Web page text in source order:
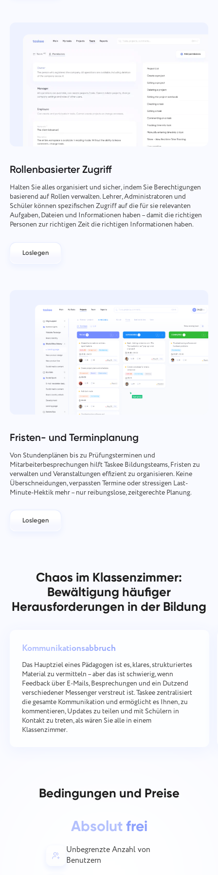
Rollenbasierter Zugriff
Halten Sie alles organisiert und sicher, indem Sie Berechtigungen
basierend auf Rollen verwalten. Lehrer, Administratoren und
Schüler können spezifischen Zugriff auf die für sie relevanten
Aufgaben, Dateien und Informationen haben – damit die richtigen
Personen zur richtigen Zeit die richtigen Informationen haben.
Loslegen
Fristen- und Terminplanung
Von Stundenplänen bis zu Prüfungsterminen und
Mitarbeiterbesprechungen hilft Taskee Bildungsteams, Fristen zu
verwalten und Veranstaltungen effizient zu organisieren. Keine
Überschneidungen, verpassten Termine oder stressigen Last-
Minute-Hektik mehr – nur reibungslose, zeitgerechte Planung.
Loslegen
Chaos im Klassenzimmer:
Bewältigung häufiger
Herausforderungen in der Bildung
Kommunikationsabbruch
Das Hauptziel eines Pädagogen ist es, klares, strukturiertes
Material zu vermitteln – aber das ist schwierig, wenn
Feedback über E-Mails, Besprechungen und ein Dutzend
verschiedener Messenger verstreut ist. Taskee zentralisiert
die gesamte Kommunikation und ermöglicht es Ihnen, zu
kommentieren, Updates zu teilen und mit Schülern in
Kontakt zu treten, als wären Sie alle in einem
Klassenzimmer.
Bedingungen und Preise
Absolut frei
Unbegrenzte Anzahl von
Benutzern
Mit uns in Verbindung treten
Einen Fehler melden
Benutzererfahrung zu verbessern und einen
besseren Service für alle zu gewährleisten.
successfully
Danke, dass Sie Teil von Taskee
Wir werden uns damit auf jeden Fall vertraut
Wie es funktioniert
Dateien hochladen